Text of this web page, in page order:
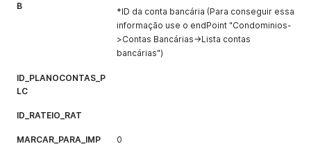
B
*ID da conta bancária (Para conseguir essa
informação use o endPoint "Condominios-
>Contas Bancárias->Lista contas
bancárias")
ID_PLANOCONTAS_P
LC
ID_RATEIO_RAT
MARCAR_PARA_IMP 0